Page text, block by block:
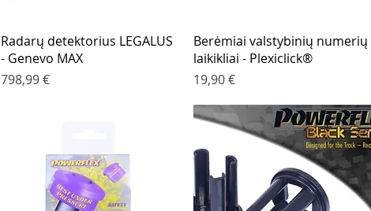
Greita peržiūra
Radarų detektorius LEGALUS
- Genevo MAX
Kaina
798,99 €
Greita peržiūra
Berėmiai valstybinių numerių
laikikliai - Plexiclick®
Kaina
19,90 €